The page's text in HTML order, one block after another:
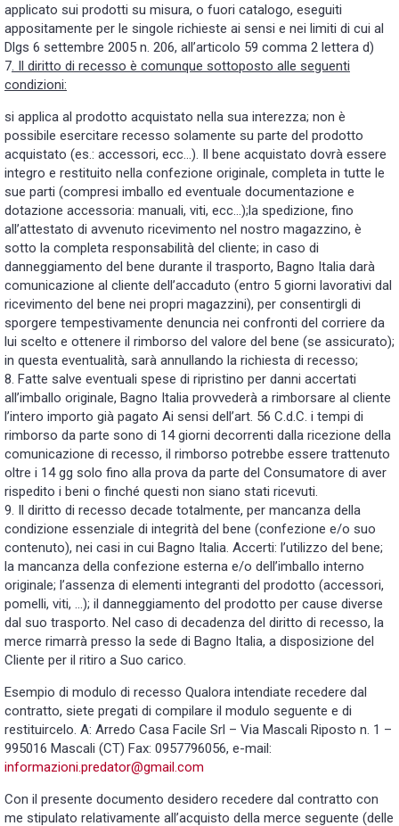
applicato sui prodotti su misura, o fuori catalogo, eseguiti
appositamente per le singole richieste ai sensi e nei limiti di cui al
Dlgs 6 settembre 2005 n. 206, all’articolo 59 comma 2 lettera d)
7 . Il diritto di recesso è comunque sottoposto alle seguenti
condizioni:
si applica al prodotto acquistato nella sua interezza; non è
possibile esercitare recesso solamente su parte del prodotto
acquistato (es.: accessori, ecc…). Il bene acquistato dovrà essere
integro e restituito nella confezione originale, completa in tutte le
sue parti (compresi imballo ed eventuale documentazione e
dotazione accessoria: manuali, viti, ecc…);la spedizione, fino
all’attestato di avvenuto ricevimento nel nostro magazzino, è
sotto la completa responsabilità del cliente; in caso di
danneggiamento del bene durante il trasporto, Bagno Italia darà
comunicazione al cliente dell’accaduto (entro 5 giorni lavorativi dal
ricevimento del bene nei propri magazzini), per consentirgli di
sporgere tempestivamente denuncia nei confronti del corriere da
lui scelto e ottenere il rimborso del valore del bene (se assicurato);
in questa eventualità, sarà annullando la richiesta di recesso;
8. Fatte salve eventuali spese di ripristino per danni accertati
all’imballo originale, Bagno Italia provvederà a rimborsare al cliente
l’intero importo già pagato Ai sensi dell’art. 56 C.d.C. i tempi di
rimborso da parte sono di 14 giorni decorrenti dalla ricezione della
comunicazione di recesso, il rimborso potrebbe essere trattenuto
oltre i 14 gg solo fino alla prova da parte del Consumatore di aver
rispedito i beni o finché questi non siano stati ricevuti.
9. Il diritto di recesso decade totalmente, per mancanza della
condizione essenziale di integrità del bene (confezione e/o suo
contenuto), nei casi in cui Bagno Italia. Accerti: l’utilizzo del bene;
la mancanza della confezione esterna e/o dell’imballo interno
originale; l’assenza di elementi integranti del prodotto (accessori,
pomelli, viti, …); il danneggiamento del prodotto per cause diverse
dal suo trasporto. Nel caso di decadenza del diritto di recesso, la
merce rimarrà presso la sede di Bagno Italia, a disposizione del
Cliente per il ritiro a Suo carico.
Esempio di modulo di recesso Qualora intendiate recedere dal
contratto, siete pregati di compilare il modulo seguente e di
restituircelo. A: Arredo Casa Facile Srl – Via Mascali Riposto n. 1 –
995016 Mascali (CT) Fax: 0957796056, e-mail:
informazioni.predator@gmail.com
Con il presente documento desidero recedere dal contratto con
me stipulato relativamente all’acquisto della merce seguente (delle